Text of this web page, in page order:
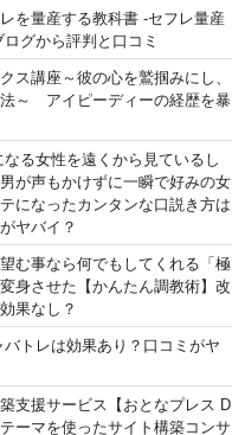
を量産する教科書 -セフレ量産
グから評判と口コミ
ス講座～彼の心を鷲掴みにし、
～ アイピーディーの経歴を暴
る女性を遠くから見ているし
が声もかけずに一瞬で好みの女
になったカンタンな口説き方は
ヤバイ？
む事なら何でもしてくれる「極
身させた【かんたん調教術】改
果なし？
トレは効果あり？口コミがヤ
支援サービス【おとなプレス D
ーマを使ったサイト構築コンサ